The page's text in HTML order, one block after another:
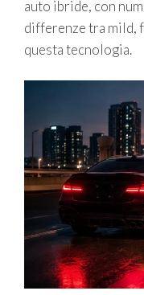
auto ibride, con
differenze tra mild,
questa tecnologia.